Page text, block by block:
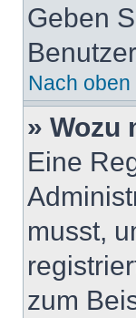
Geben
Nach oben
» Wozu
Eine
musst,
zum